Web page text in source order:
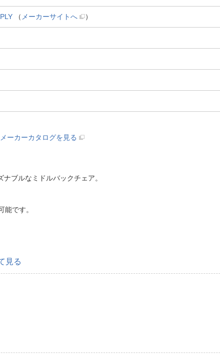
（ メーカーサイトへ ）
メーカーカタログを見る
ブルなミドルバックチェア。
です。
見る